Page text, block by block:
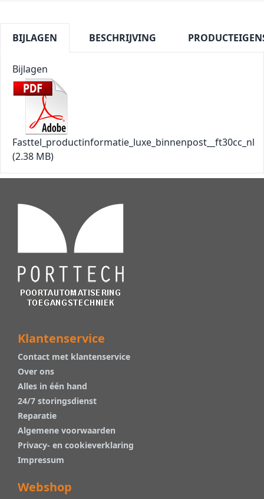
BIJLAGEN BESCHRIJVING
Bijlagen
Fasttel_productinformatie_luxe_binnenpost__ft30cc_nl
(2.38 MB)
Klantenservice
Contact met klantenservice
Over ons
Alles in één hand
24/7 storingsdienst
Reparatie
Algemene voorwaarden
Privacy- en cookieverklaring
Impressum
Webshop